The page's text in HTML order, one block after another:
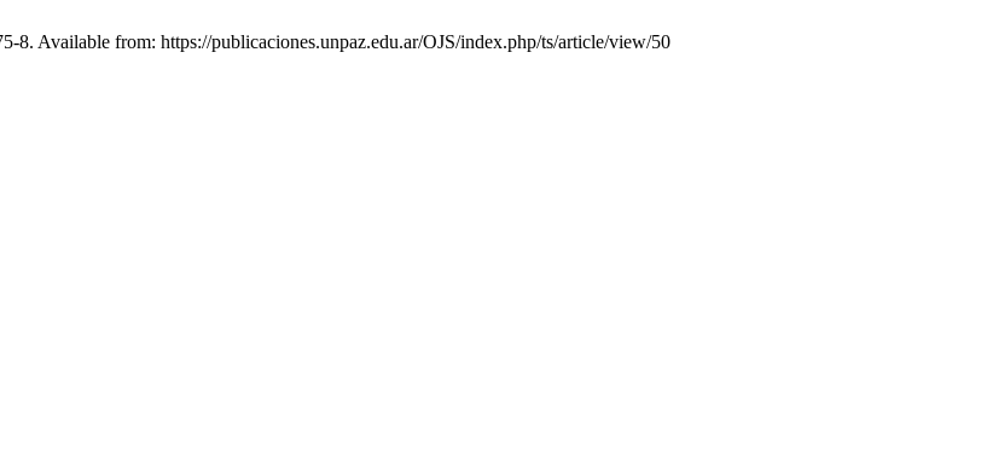
8. Available from: https://publicaciones.unpaz.edu.ar/OJS/index.php/ts/article/view/50